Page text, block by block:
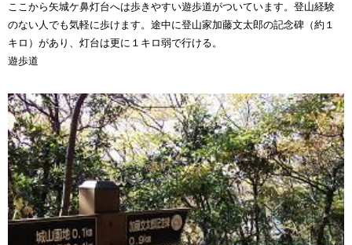
ここから矢城ケ鼻灯台へは歩きやすい遊歩道がついています。登山経験
のない人でも気軽に歩けます。途中に登山家加藤文太郎の記念碑（約１
キロ）があり、灯台は更に１キロ弱で行ける。
遊歩道